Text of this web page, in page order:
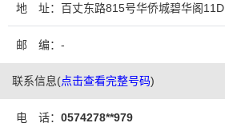
地 址：百丈东路815号华侨城碧华阁11D
邮 编：-
联系信息(点击查看完整号码)
电 话： 0574278**979